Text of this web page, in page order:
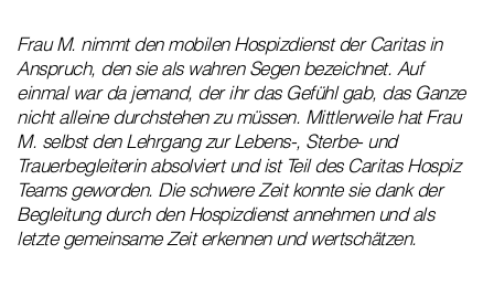
Frau M. nimmt den mobilen Hospizdienst der Caritas in
Anspruch, den sie als wahren Segen bezeichnet. Auf
einmal war da jemand, der ihr das Gefühl gab, das Ganze
nicht alleine durchstehen zu müssen. Mittlerweile hat Frau
M. selbst den Lehrgang zur Lebens-, Sterbe- und
Trauerbegleiterin absolviert und ist Teil des Caritas Hospiz
Teams geworden. Die schwere Zeit konnte sie dank der
Begleitung durch den Hospizdienst annehmen und als
letzte gemeinsame Zeit erkennen und wertschätzen.